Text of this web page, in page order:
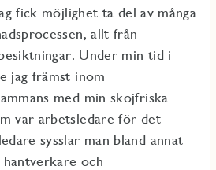
fick möjlighet ta del av många
allt från
Under min tid i
jag främst inom
med min skojfriska
var arbetsledare för det
sysslar man bland annat
hantverkare och